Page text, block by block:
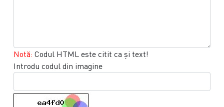
Notă: Codul HTML este citit ca şi text!
Introdu codul din imagine